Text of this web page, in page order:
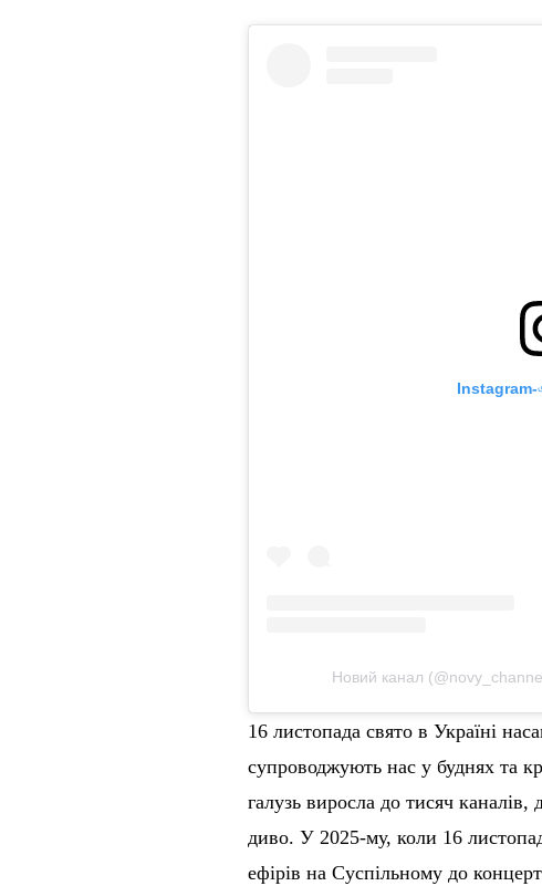
Instagram-এ
Новий канал (@novy_channel) -
16 листопада свято в Україні
супроводжують нас у буднях та
галузь виросла до тисяч
диво. У 2025-му, коли 16
ефірів на Суспільному до